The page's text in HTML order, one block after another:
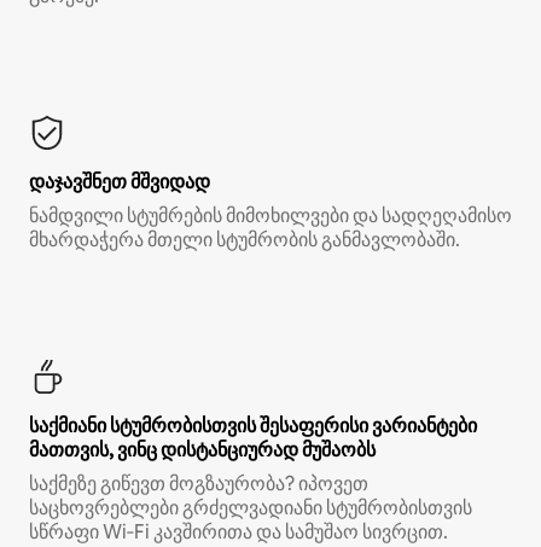
დაჯავშნეთ მშვიდად
ნამდვილი სტუმრების მიმოხილვები და სადღეღამისო
მხარდაჭერა მთელი სტუმრობის განმავლობაში.
საქმიანი სტუმრობისთვის შესაფერისი ვარიანტები
მათთვის, ვინც დისტანციურად მუშაობს
საქმეზე გიწევთ მოგზაურობა? იპოვეთ
საცხოვრებლები გრძელვადიანი სტუმრობისთვის
სწრაფი Wi‑Fi კავშირითა და სამუშაო სივრცით.